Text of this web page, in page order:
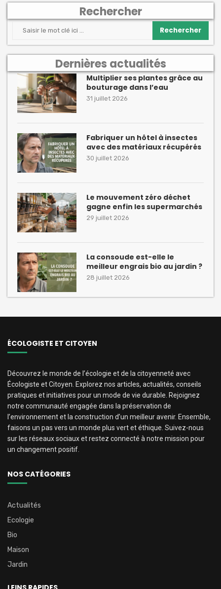
Rechercher
Rechercher
Dernières actualités
Multiplier ses plantes grâce au
bouturage dans l’eau
31 juillet 2026
Fabriquer un hôtel à insectes
avec des matériaux récupérés
30 juillet 2026
Le mouvement zéro déchet
gagne enfin les supermarchés
29 juillet 2026
La consoude est-elle le
meilleur engrais bio au jardin ?
28 juillet 2026
ÉCOLOGISTE ET CITOYEN
Découvrez le monde de l’écologie et de la citoyenneté avec
Écologiste et Citoyen. Explorez nos articles, actualités, conseils
pratiques et initiatives pour un mode de vie durable. Rejoignez
notre communauté engagée dans la préservation de
l’environnement et la construction d’un meilleur avenir. Ensemble,
faisons un pas vers un monde plus vert et éthique. Suivez-nous
sur les réseaux sociaux et restez connecté à notre mission pour
un changement positif.
NOS CATÉGORIES
Actualités
Ecologie
Bio
Maison
Jardin